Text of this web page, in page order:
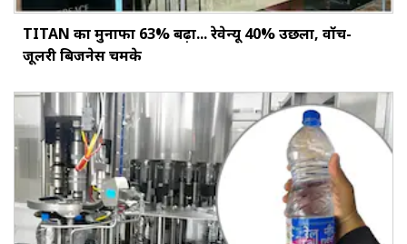
TITAN का मुनाफा 63% बढ़ा... रेवेन्यू 40% उछला, वॉच-
जूलरी बिजनेस चमके